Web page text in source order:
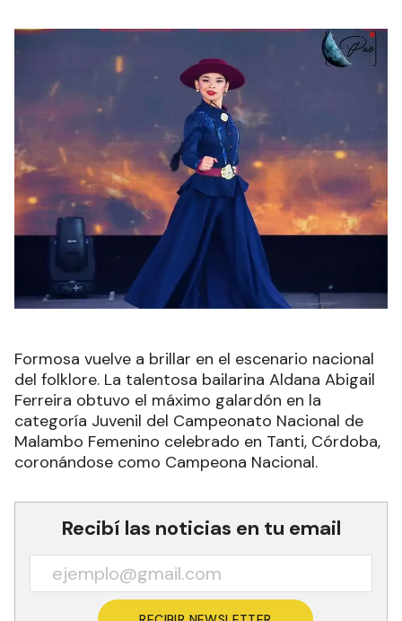
Formosa vuelve a brillar en el escenario nacional
del folklore. La talentosa bailarina Aldana Abigail
Ferreira obtuvo el máximo galardón en la
categoría Juvenil del Campeonato Nacional de
Malambo Femenino celebrado en Tanti, Córdoba,
coronándose como Campeona Nacional.
Recibí las noticias en tu email